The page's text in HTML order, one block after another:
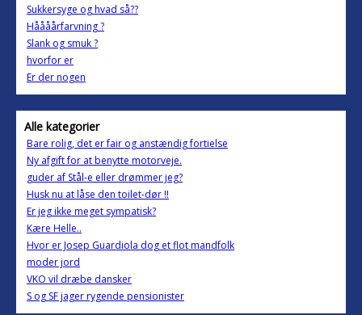
Sukkersyge og hvad så??
Håååårfarvning ?
Slank og smuk ?
hvorfor er
Er der nogen
Alle kategorier
Bare rolig, det er fair og anstændig fortielse
Ny afgift for at benytte motorveje.
guder af Stål-e eller drømmer jeg?
Husk nu at låse den toilet-dør !!
Er jeg ikke meget sympatisk?
Kære Helle..
Hvor er Josep Guardiola dog et flot mandfolk
moder jord
VKO vil dræbe dansker
S og SF jager rygende pensionister